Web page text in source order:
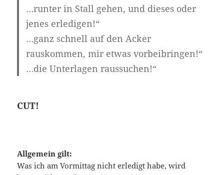
…runter in Stall gehen, und dieses oder
jenes erledigen!“
…ganz schnell auf den Acker
rauskommen, mir etwas vorbeibringen!“
…die Unterlagen raussuchen!“
CUT!
Allgemein gilt:
Was ich am Vormittag nicht erledigt habe, wird